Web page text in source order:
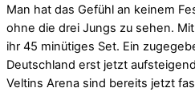
Man hat das Gefühl an keinem
ohne die drei Jungs zu sehen.
ihr 45 minütiges Set. Ein
Deutschland erst jetzt
Veltins Arena sind bereits jetzt